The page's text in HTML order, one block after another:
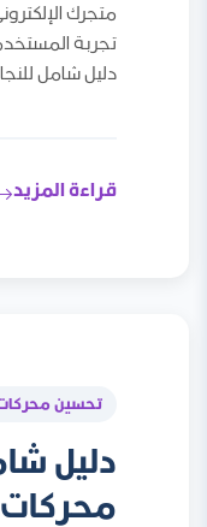
متجرك
تجربة المستخدم
دليل شامل
قراءة المزيد
تحسين
دليل